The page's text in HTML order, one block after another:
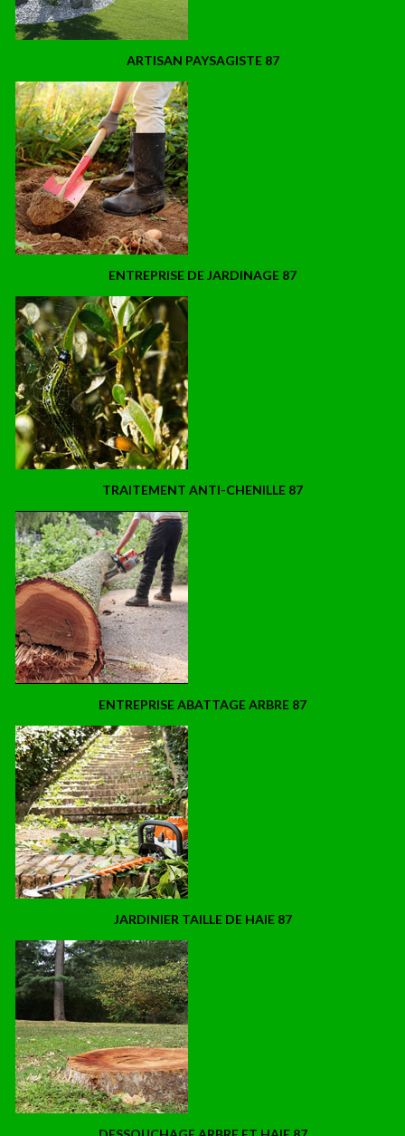
ARTISAN PAYSAGISTE 87
ENTREPRISE DE JARDINAGE 87
TRAITEMENT ANTI-CHENILLE 87
ENTREPRISE ABATTAGE ARBRE 87
JARDINIER TAILLE DE HAIE 87